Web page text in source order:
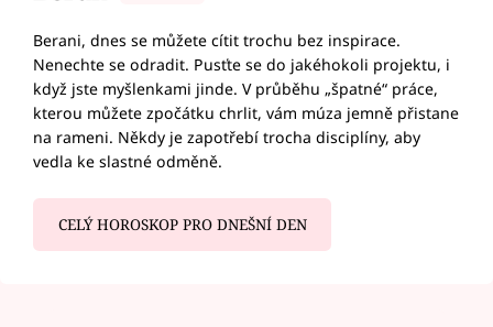
Berani, dnes se můžete cítit trochu bez inspirace.
Nenechte se odradit. Pusťte se do jakéhokoli projektu, i
když jste myšlenkami jinde. V průběhu „špatné“ práce,
kterou můžete zpočátku chrlit, vám múza jemně přistane
na rameni. Někdy je zapotřebí trocha disciplíny, aby
vedla ke slastné odměně.
CELÝ HOROSKOP PRO DNEŠNÍ DEN